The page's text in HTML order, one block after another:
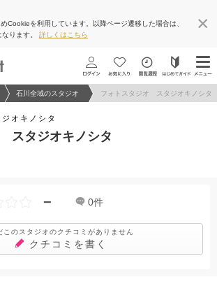
Cookieを利用しています。以降ページ遷移した場合は、
ります。 詳しくはこちら
写真のPhotorait ホーム
石川全域のスタジオ フォトスタジオ スタジオキノシタ
オキノシタ
スタジオキノシタ
− 0件
このスタジオのクチコミがありません
クチコミを書く